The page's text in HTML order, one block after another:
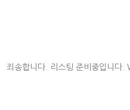
죄송합니다. 리스팅 준비중입니